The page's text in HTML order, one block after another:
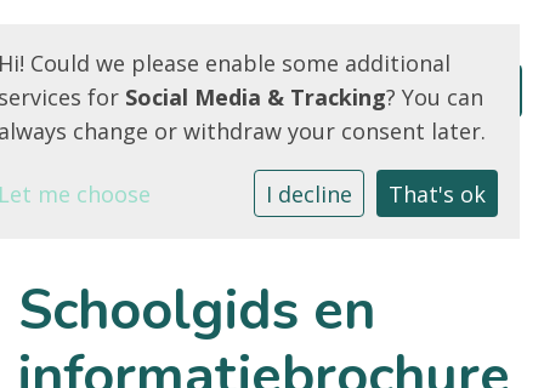
Schoolgids en
Could we please enable some additional
for Social Media & Tracking? You can
change or withdraw your consent later.
me choose I decline That's ok